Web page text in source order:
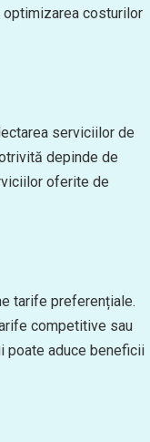
costurilor
serviciilor de
depinde de
oferite de
tarife preferențiale.
competitive sau
poate aduce beneficii